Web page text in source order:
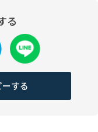
る
する